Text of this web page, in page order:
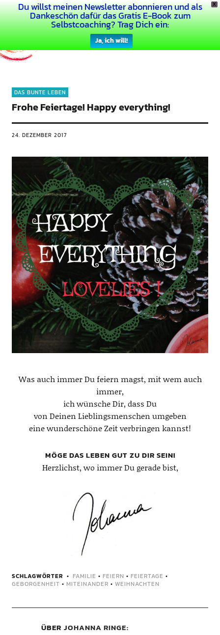
X
Du willst meinen Newsletter abonnieren und als
Dankeschön dafür das Gratis E-Book zum
Selbstcoaching? Trag Dich ein:
Ja, ich will!
Dein Buntes Leben
DAS BUNTE LEBEN
Frohe Feiertage! Happy everything!
24. DEZEMBER 2017
Was auch immer Du feiern magst, mit wem auch
immer,
ich wünsche Dir, dass Du
von Deinen Lieblingsmenschen umgeben
eine wunderschöne Zeit verbringen kannst!
MÖGE DAS LEBEN GUT ZU DIR SEIN!
Herzlichst, wo immer Du gerade bist,
SCHLAGWÖRTER FAMILIE • FEIERN • FEIERTAGE •
GEBORGENHEIT • MITEINANDER • WEIHNACHTEN
ÜBER JOHANNA RINGE